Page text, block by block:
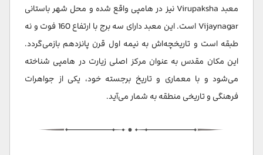
معبد Virupaksha نیز در هامپی واقع شده و محل شهر باستانی
Vijaynagar است. این معبد دارای سه برج با ارتفاع 160 فوت و نه
طبقه است و تاریخچه‌اش به نیمه اول قرن پانزدهم بازمی‌گردد.
این مکان مقدس به عنوان مرکز اصلی زیارت در هامپی شناخته
می‌شود و با معماری و تاریخ برجسته خود، یکی از جواهرات
فرهنگی و تاریخی منطقه به شمار می‌آید.